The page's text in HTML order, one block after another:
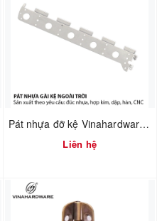
Pát nhựa đỡ kệ Vinahardware mã 1610.4.01240
Liên hệ